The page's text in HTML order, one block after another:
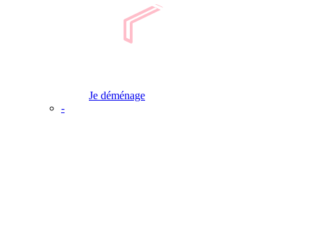
Je déménage
-